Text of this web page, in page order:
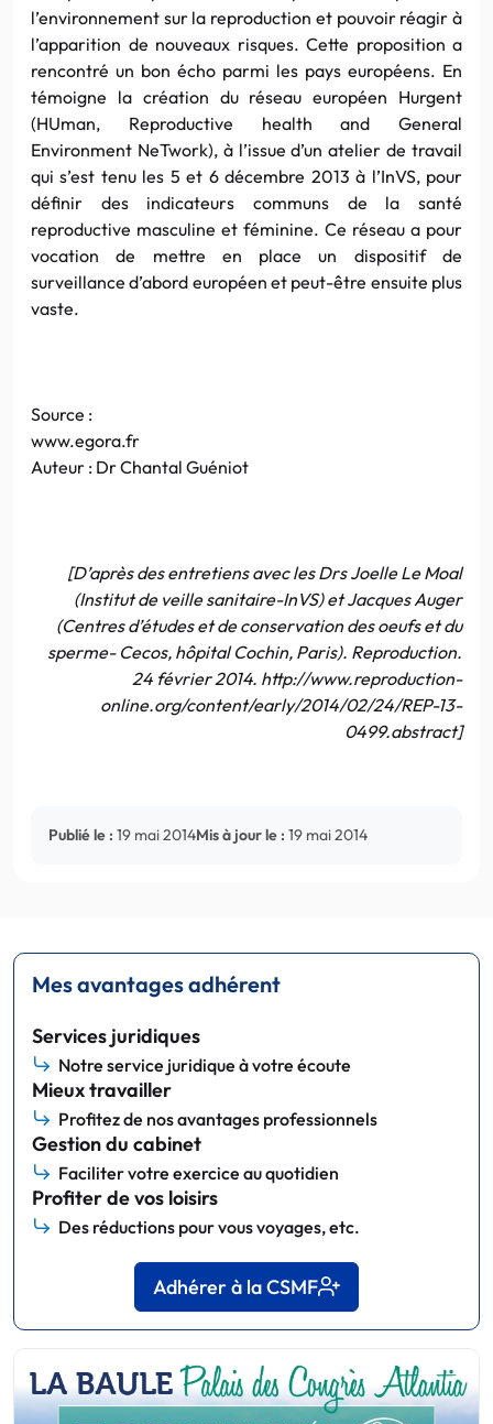
l’environnement sur la reproduction et pouvoir réagir à
l’apparition de nouveaux risques. Cette proposition a
rencontré un bon écho parmi les pays européens. En
témoigne la création du réseau européen Hurgent
(HUman, Reproductive health and General
Environment NeTwork), à l’issue d’un atelier de travail
qui s’est tenu les 5 et 6 décembre 2013 à l’InVS, pour
définir des indicateurs communs de la santé
reproductive masculine et féminine. Ce réseau a pour
vocation de mettre en place un dispositif de
surveillance d’abord européen et peut-être ensuite plus
vaste.
Source :
www.egora.fr
Auteur : Dr Chantal Guéniot
[D’après des entretiens avec les Drs Joelle Le Moal
(Institut de veille sanitaire-InVS) et Jacques Auger
(Centres d’études et de conservation des oeufs et du
sperme- Cecos, hôpital Cochin, Paris). Reproduction.
24 février 2014. http://www.reproduction-
online.org/content/early/2014/02/24/REP-13-
0499.abstract]
Publié le : 19 mai 2014Mis à jour le : 19 mai 2014
Mes avantages adhérent
Services juridiques
Notre service juridique à votre écoute
Mieux travailler
Profitez de nos avantages professionnels
Gestion du cabinet
Faciliter votre exercice au quotidien
Profiter de vos loisirs
Des réductions pour vous voyages, etc.
Adhérer à la CSMF